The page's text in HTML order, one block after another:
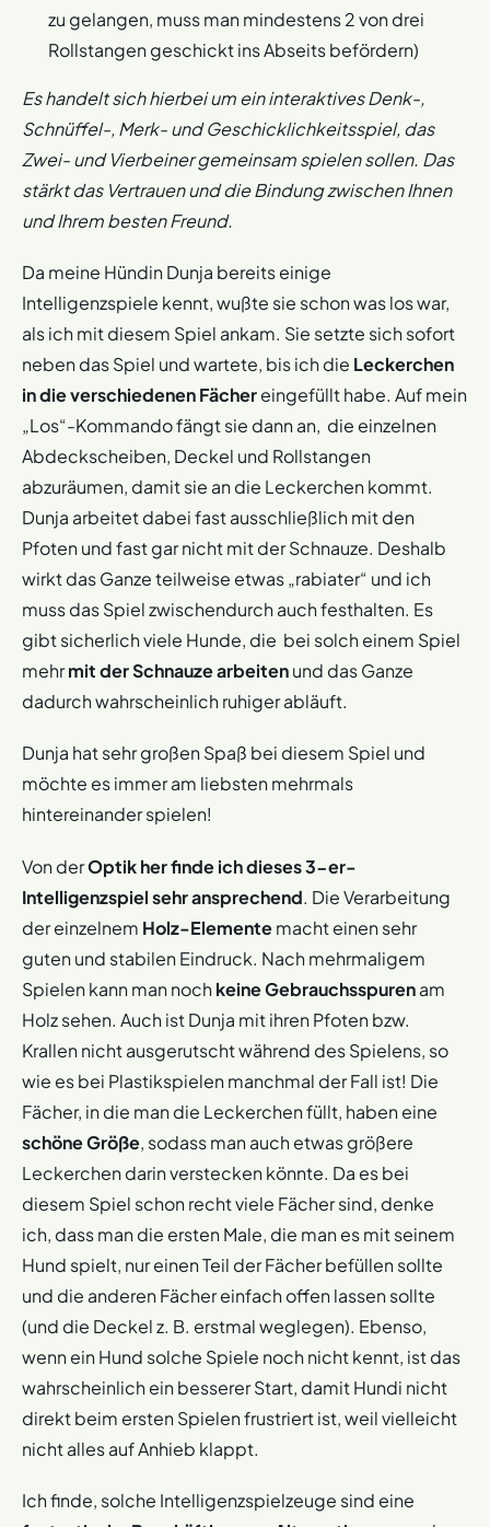
zu gelangen, muss man mindestens 2 von drei
Rollstangen geschickt ins Abseits befördern)
Es handelt sich hierbei um ein interaktives Denk-,
Schnüffel-, Merk- und Geschicklichkeitsspiel, das
Zwei- und Vierbeiner gemeinsam spielen sollen. Das
stärkt das Vertrauen und die Bindung zwischen Ihnen
und Ihrem besten Freund.
Da meine Hündin Dunja bereits einige
Intelligenzspiele kennt, wußte sie schon was los war,
als ich mit diesem Spiel ankam. Sie setzte sich sofort
neben das Spiel und wartete, bis ich die Leckerchen
in die verschiedenen Fächereingefüllt habe. Auf mein
„Los“-Kommando fängt sie dann an, die einzelnen
Abdeckscheiben, Deckel und Rollstangen
abzuräumen, damit sie an die Leckerchen kommt.
Dunja arbeitet dabei fast ausschließlich mit den
Pfoten und fast gar nicht mit der Schnauze. Deshalb
wirkt das Ganze teilweise etwas „rabiater“ und ich
muss das Spiel zwischendurch auch festhalten. Es
gibt sicherlich viele Hunde, die bei solch einem Spiel
mehrmit der Schnauze arbeitenund das Ganze
dadurch wahrscheinlich ruhiger abläuft.
Dunja hat sehr großen Spaß bei diesem Spiel und
möchte es immer am liebsten mehrmals
hintereinander spielen!
Von derOptik her finde ich dieses 3-er-
Intelligenzspiel sehr ansprechend. Die Verarbeitung
der einzelnem Holz-Elementemacht einen sehr
guten und stabilen Eindruck. Nach mehrmaligem
Spielen kann man nochkeine Gebrauchsspurenam
Holz sehen. Auch ist Dunja mit ihren Pfoten bzw.
Krallen nicht ausgerutscht während des Spielens, so
wie es bei Plastikspielen manchmal der Fall ist! Die
Fächer, in die man die Leckerchen füllt, haben eine
schöne Größe, sodass man auch etwas größere
Leckerchen darin verstecken könnte. Da es bei
diesem Spiel schon recht viele Fächer sind, denke
ich, dass man die ersten Male, die man es mit seinem
Hund spielt, nur einen Teil der Fächer befüllen sollte
und die anderen Fächer einfach offen lassen sollte
(und die Deckel z. B. erstmal weglegen). Ebenso,
wenn ein Hund solche Spiele noch nicht kennt, ist das
wahrscheinlich ein besserer Start, damit Hundi nicht
direkt beim ersten Spielen frustriert ist, weil vielleicht
nicht alles auf Anhieb klappt.
Ich finde, solche Intelligenzspielzeuge sind eine